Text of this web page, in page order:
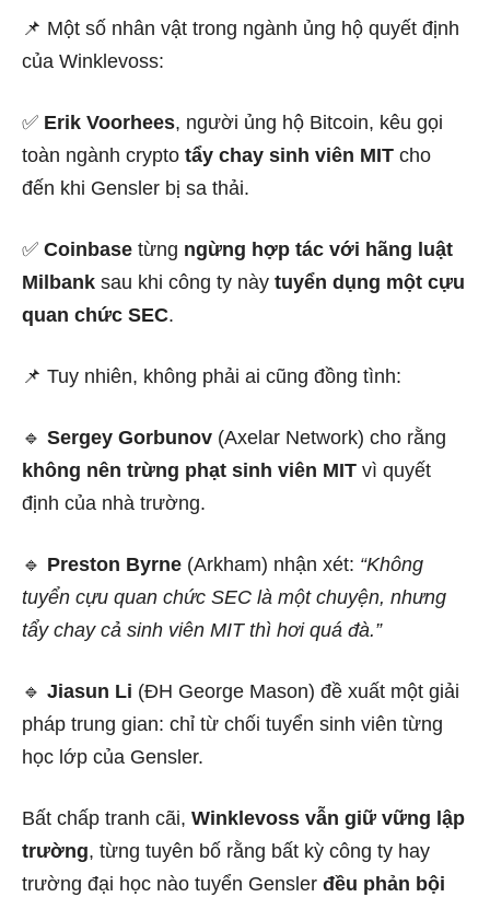
📌 Một số nhân vật trong ngành ủng hộ quyết định
của Winklevoss:
✅ Erik Voorhees, người ủng hộ Bitcoin, kêu gọi
toàn ngành crypto tẩy chay sinh viên MIT cho
đến khi Gensler bị sa thải.
✅ Coinbase từng ngừng hợp tác với hãng luật
Milbank sau khi công ty này tuyển dụng một cựu
quan chức SEC.
📌 Tuy nhiên, không phải ai cũng đồng tình:
🔹 Sergey Gorbunov (Axelar Network) cho rằng
không nên trừng phạt sinh viên MIT vì quyết
định của nhà trường.
🔹 Preston Byrne (Arkham) nhận xét: “Không
tuyển cựu quan chức SEC là một chuyện, nhưng
tẩy chay cả sinh viên MIT thì hơi quá đà.”
🔹 Jiasun Li (ĐH George Mason) đề xuất một giải
pháp trung gian: chỉ từ chối tuyển sinh viên từng
học lớp của Gensler.
Bất chấp tranh cãi, Winklevoss vẫn giữ vững lập
trường, từng tuyên bố rằng bất kỳ công ty hay
trường đại học nào tuyển Gensler đều phản bội